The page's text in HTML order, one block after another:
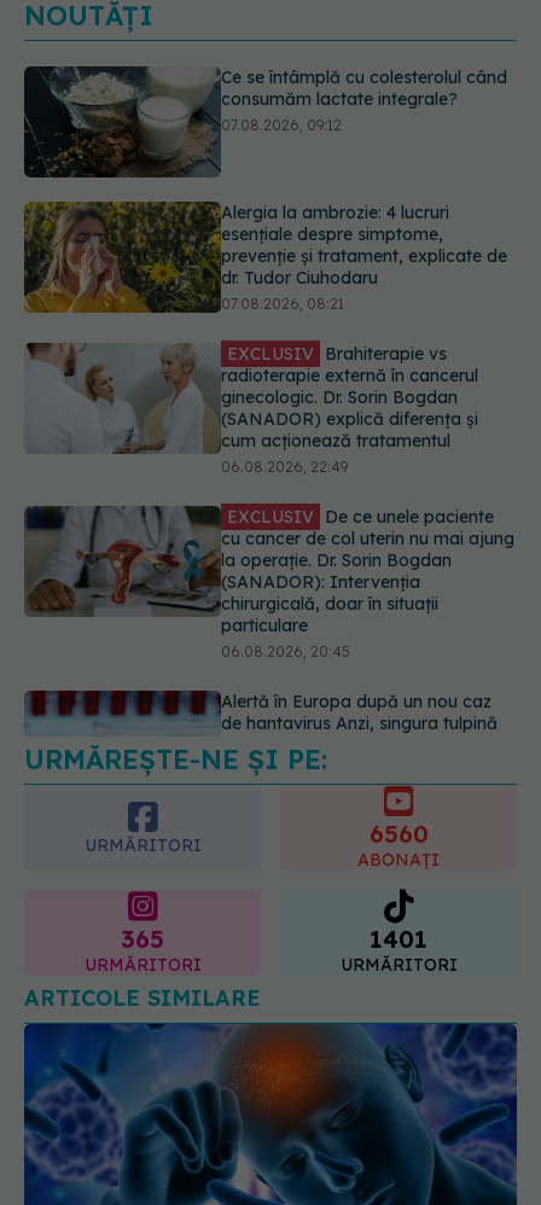
NOUTĂȚI
Alergia la ambrozie: 4 lucruri
esențiale despre simptome,
EXCLUSIV Brahiterapie vs
radioterapie externă în cancerul
ginecologic. Dr. Sorin Bogdan
(SANADOR) explică diferența și
06.08.2026, 22:49
EXCLUSIV De ce unele paciente
cu cancer de col uterin nu mai ajung
la operație. Dr. Sorin Bogdan
(SANADOR): Intervenția
particulare
06.08.2026, 20:45
Alertă în Europa după un nou caz
de hantavirus Anzi, singura tulpină
care se transmite de la om la om
06.08.2026, 20:06
Ce se întâmplă cu colesterolul când
consumăm lactate integrale?
07.08.2026, 09:12
URMĂREȘTE-NE ȘI PE:
URMĂRITORI 6560
ABONAȚI
365
URMĂRITORI
1401
URMĂRITORI
ARTICOLE SIMILARE